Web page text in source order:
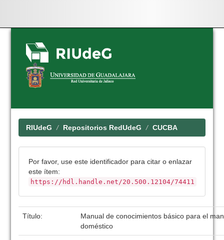
Skip
navigation
RIUdeG Repositorios RedUdeG CUCBA
Por favor, use este identificador para citar o enlazar
este ítem:
https://hdl.handle.net/20.500.12104/74411
Título:
Manual de conocimientos básico para el
doméstico